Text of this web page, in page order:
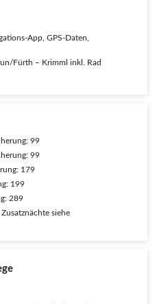
App, GPS-Daten,
Fürth – Krimml inkl. Rad
99
99
179
199
289
siehe